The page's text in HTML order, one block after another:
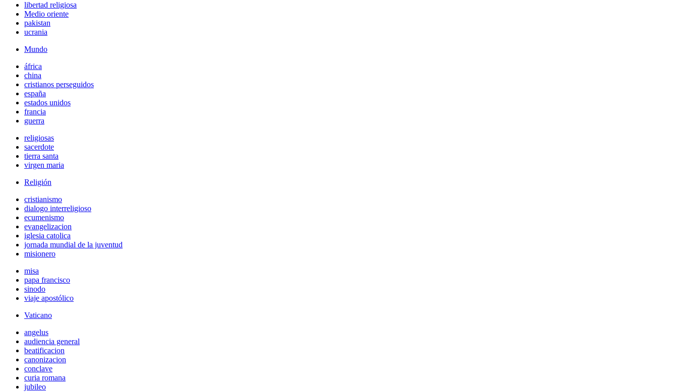
libertad religiosa
Medio oriente
pakistan
ucrania
Mundo
áfrica
china
cristianos perseguidos
españa
estados unidos
francia
guerra
religiosas
sacerdote
tierra santa
virgen maria
Religión
cristianismo
dialogo interreligioso
ecumenismo
evangelizacion
iglesia catolica
jornada mundial de la juventud
misionero
misa
papa francisco
sinodo
viaje apostólico
Vaticano
angelus
audiencia general
beatificacion
canonizacion
conclave
curia romana
jubileo